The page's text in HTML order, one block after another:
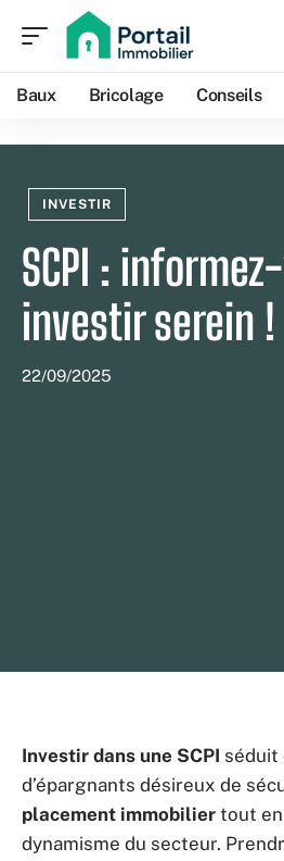
Baux Bricolage Conseils
INVESTIR
SCPI :
investir serein !
22/09/2025
Investir dans une SCPI séduit
d’épargnants désireux de
placement immobilier tout
dynamisme du secteur.